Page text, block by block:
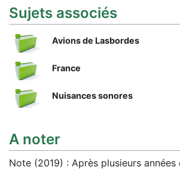
Sujets associés
Avions de Lasbordes
France
Nuisances sonores
A noter
Note (2019) : Après plusieurs années